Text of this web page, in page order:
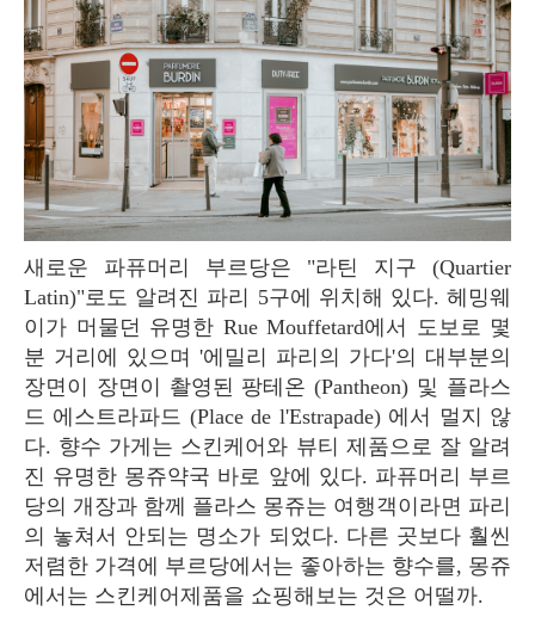
새로운 파퓨머리 부르당은 "라틴 지구 (Quartier
Latin)"로도 알려진 파리 5구에 위치해 있다. 헤밍웨
이가 머물던 유명한 Rue Mouffetard에서 도보로 몇
분 거리에 있으며 '에밀리 파리의 가다'의 대부분의
장면이 장면이 촬영된 팡테온 (Pantheon) 및 플라스
드 에스트라파드 (Place de l'Estrapade) 에서 멀지 않
다. 향수 가게는 스킨케어와 뷰티 제품으로 잘 알려
진 유명한 몽쥬약국 바로 앞에 있다. 파퓨머리 부르
당의 개장과 함께 플라스 몽쥬는 여행객이라면 파리
의 놓쳐서 안되는 명소가 되었다. 다른 곳보다 훨씬
저렴한 가격에 부르당에서는 좋아하는 향수를, 몽쥬
에서는 스킨케어제품을 쇼핑해보는 것은 어떨까.